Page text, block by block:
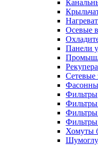
Осевые
Панели
Сетевые
Фильтры
Фильтры
Фильтры
Фильтры
Хомуты